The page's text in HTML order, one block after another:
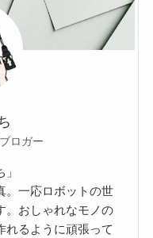
ロガー
。一応ロボットの世
。おしゃれなモノの
れるように頑張って